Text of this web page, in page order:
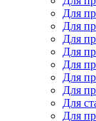
Для
Для
Для
Для
Для
Для
Для
Для
Для